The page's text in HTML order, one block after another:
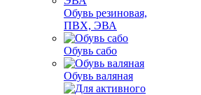
Обувь резиновая,
ПВХ, ЭВА
Обувь сабо
Обувь валяная